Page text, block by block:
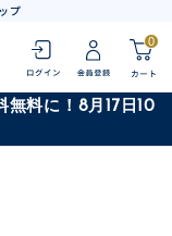
プ
0
料に！8月17日10